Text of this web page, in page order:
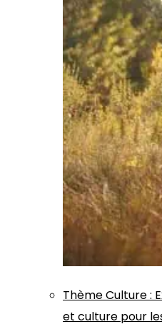
ThèmeCulture:
et culture pour